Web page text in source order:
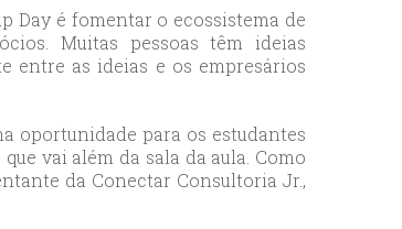
Day é fomentar o ecossistema de
Muitas pessoas têm ideias
entre as ideias e os empresários
oportunidade para os estudantes
vai além da sala da aula. Como
da Conectar Consultoria Jr.,